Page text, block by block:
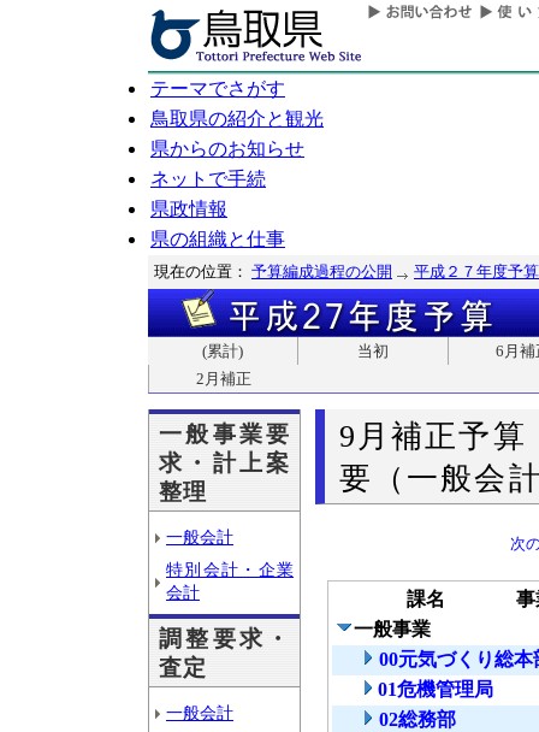
テーマでさがす
鳥取県の紹介と観光
県からのお知らせ
ネットで手続
県政情報
県の組織と仕事
現在の位置： 予算編成過程の公開 平成２７年度予算
(累計) 当初
6月補
2月補正
一般事業要
求・計上案
整理
一般会計
特別会計・企業
会計
調整要求・
査定
一般会計
9月補正予
要（一般会
次
課名
事
一般事業
00元気づくり総本
01危機管理局
02総務部